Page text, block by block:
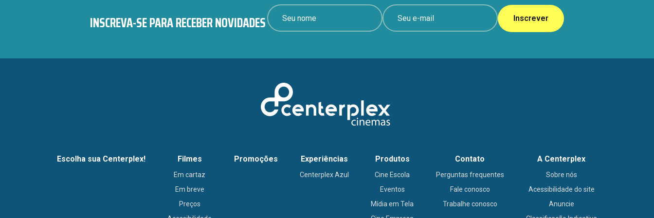
INSCREVA-SE PARA RECEBER NOVIDADES o
m
-
i
N
o
*
E
-
i
Inscrever
Escolha sua Centerplex! Filmes
Em cartaz
Em breve
Preços
Promoções Experiências
Centerplex Azul
Produtos
Cine Escola
Eventos
Mídia em Tela
Contato
Perguntas frequentes
Fale conosco
Trabalhe conosco
A Centerplex
Sobre nós
Acessibilidade do site
Anuncie